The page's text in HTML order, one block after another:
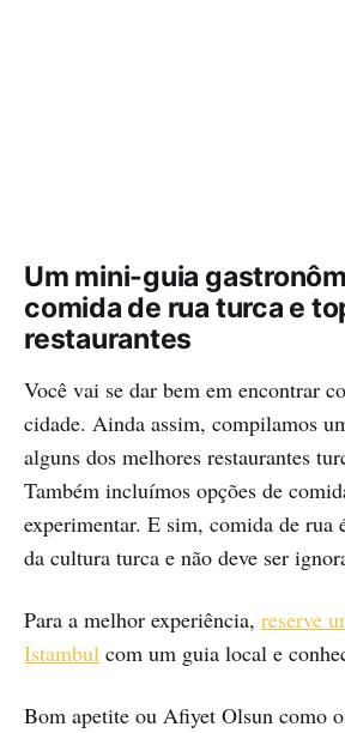
Um mini-guia
comida de rua turca e
restaurantes
Você vai se dar bem em encontrar
cidade. Ainda assim, compilamos
alguns dos melhores restaurantes
Também incluímos opções de
experimentar. E sim, comida de rua
da cultura turca e não deve ser
Para a melhor experiência, reserve
Istambul com um guia local e
Bom apetite ou Afiyet Olsun como